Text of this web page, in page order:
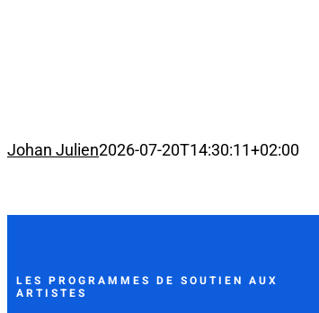
Johan Julien2026-07-20T14:30:11+02:00
LES PROGRAMMES DE SOUTIEN AUX
ARTISTES